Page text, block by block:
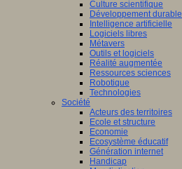
Culture scientifique
Développement durable
Intelligence artificielle
Logiciels libres
Métavers
Outils et logiciels
Réalité augmentée
Ressources sciences
Robotique
Technologies
Société
Acteurs des territoires
Ecole et structure
Economie
Ecosystème éducatif
Génération internet
Handicap